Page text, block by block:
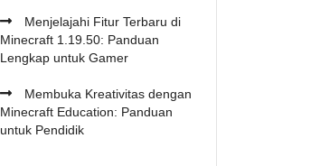
Menjelajahi Fitur Terbaru di
Minecraft 1.19.50: Panduan
Lengkap untuk Gamer
Membuka Kreativitas dengan
Minecraft Education: Panduan
untuk Pendidik